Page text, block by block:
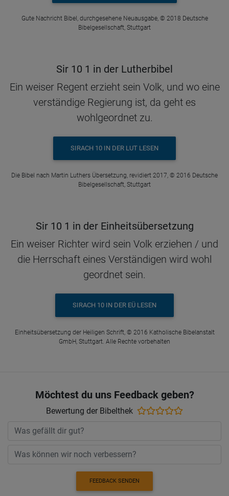
Gute Nachricht Bibel, durchgesehene Neuausgabe, © 2018 Deutsche
Bibelgesellschaft, Stuttgart
Sir 10 1 in der Lutherbibel
Ein weiser Regent erzieht sein Volk, und wo eine
verständige Regierung ist, da geht es
wohlgeordnet zu.
SIRACH 10 IN DER LUT LESEN
Die Bibel nach Martin Luthers Übersetzung, revidiert 2017, © 2016 Deutsche
Bibelgesellschaft, Stuttgart
Sir 10 1 in der Einheitsübersetzung
Ein weiser Richter wird sein Volk erziehen / und
die Herrschaft eines Verständigen wird wohl
geordnet sein.
SIRACH 10 IN DER EÜ LESEN
Einheitsübersetzung der Heiligen Schrift, © 2016 Katholische Bibelanstalt
GmbH, Stuttgart. Alle Rechte vorbehalten
Möchtest du uns Feedback geben?
Bewertung der Bibelthek
FEEDBACK SENDEN